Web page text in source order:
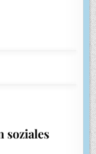
soziales